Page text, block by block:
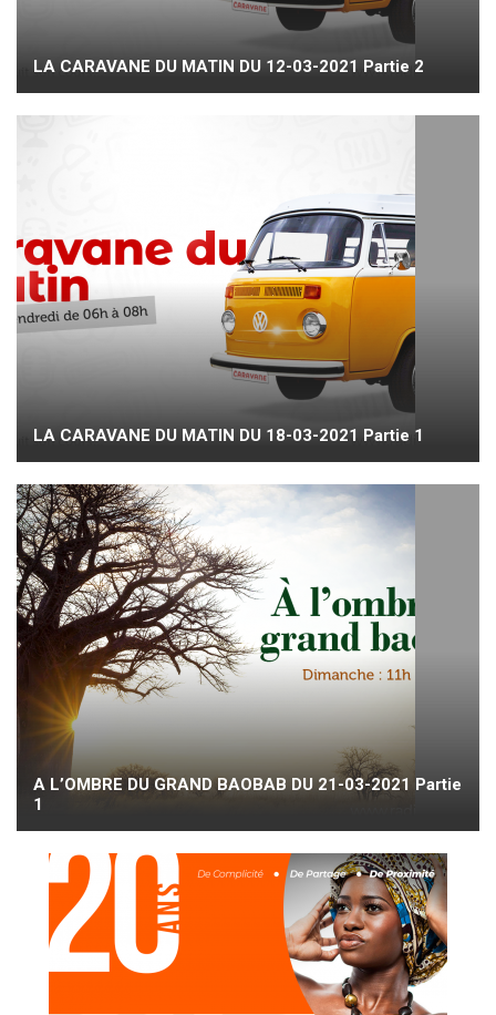
LA CARAVANE DU MATIN DU 12-03-2021 Partie 2
LA CARAVANE DU MATIN DU 18-03-2021 Partie 1
A L’OMBRE DU GRAND BAOBAB DU 21-03-2021 Partie
1